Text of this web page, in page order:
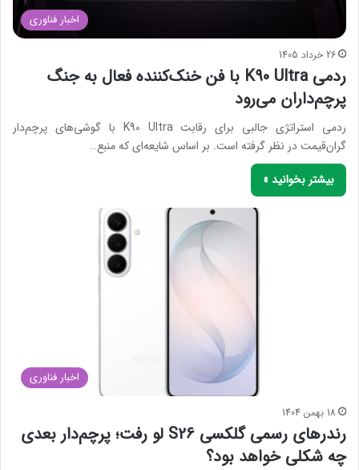
اخبار فناوری
26 خرداد 1405
ردمی K90 Ultra با فن خنک‌کننده فعال به جنگ
پرچم‌داران می‌رود
ردمی استراتژی جالبی برای رقابت K90 Ultra با گوشی‌های پرچم‌دار
گران‌قیمت در نظر گرفته است. بر اساس شایعه‌ای که منبع…
بیشتر بخوانید »
اخبار فناوری
18 بهمن 1404
رندرهای رسمی گلکسی S26 لو رفت؛ پرچم‌دار بعدی
چه شکلی خواهد بود؟